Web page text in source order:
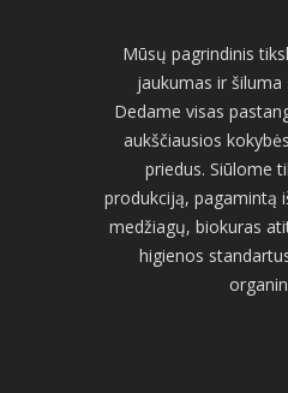
Mūsų pagrindinis
jaukumas ir šiluma
Dedame visas
aukščiausios
priedus. Siūlome
produkciją, pagamintą
medžiagų, biokuras
higienos